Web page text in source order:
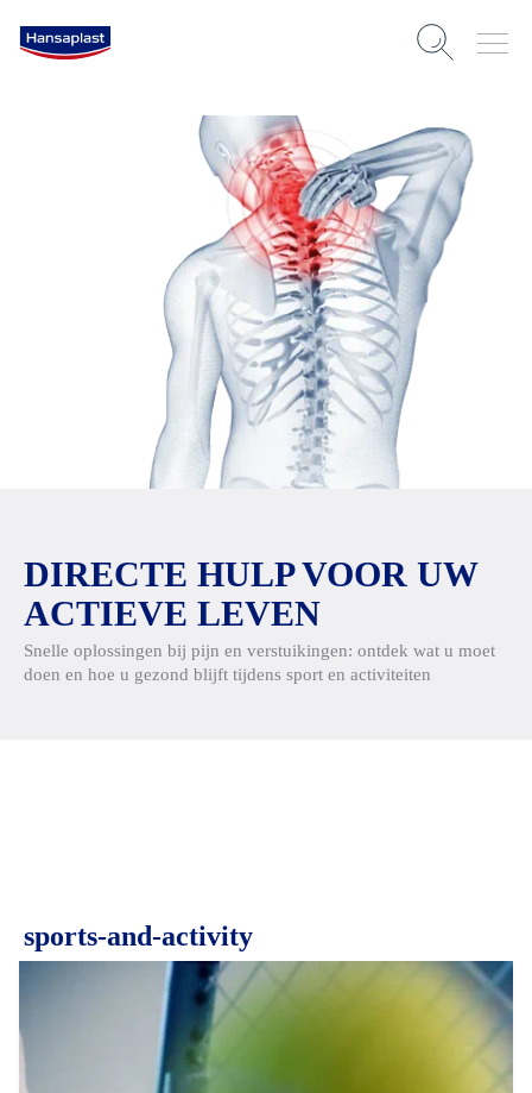
DIRECTE HULP VOOR UW
ACTIEVE LEVEN
Snelle oplossingen bij pijn en verstuikingen: ontdek wat u moet
doen en hoe u gezond blijft tijdens sport en activiteiten
sports-and-activity